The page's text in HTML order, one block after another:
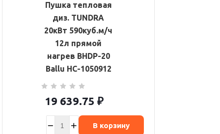
Пушка тепловая
диз. TUNDRA
20кВт 590куб.м/ч
12л прямой
нагрев BHDP-20
Ballu НС-1050912
19 639.75 ₽
В корзину